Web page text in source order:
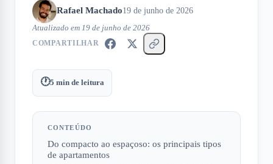
Rafael Machado19 de junho de 2026
Atualizado em 19 de junho de 2026
COMPARTILHAR
🕐5 min de leitura
CONTEÚDO
Do compacto ao espaçoso: os principais tipos
de apartamentos